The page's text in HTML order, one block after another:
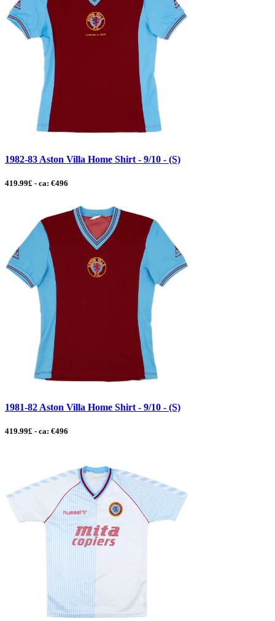
1982-83 Aston Villa Home Shirt - 9/10 - (S)
419.99£ - ca: €496
1981-82 Aston Villa Home Shirt - 9/10 - (S)
419.99£ - ca: €496